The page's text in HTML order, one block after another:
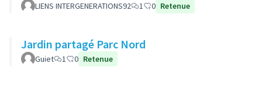
LIENS INTERGENERATIONS92 1 0 Retenue
Jardin partagé Parc Nord
Guiet 1 0 Retenue